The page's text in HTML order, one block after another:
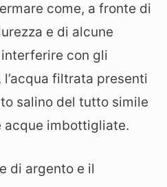
come, a fronte di
e di alcune
con gli
filtrata presenti
salino del tutto simile
acque imbottigliate.
di argento e il